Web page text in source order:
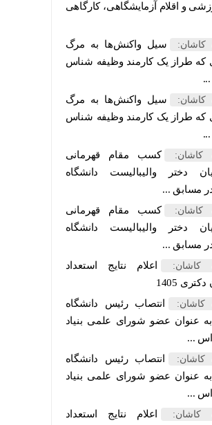
آزمایشگاهی، کارگاهی
سیل واکنش‌ها به مرگ
یک کارمند وظیفه شناس
سیل واکنش‌ها به مرگ
یک کارمند وظیفه شناس
کسب مقام قهرمانی
والیبالیست دانشگاه
...
کسب مقام قهرمانی
والیبالیست دانشگاه
...
اعلام نتایج استعداد
انتصاب رئیس دانشگاه
عضو شورای علمی بنیاد
انتصاب رئیس دانشگاه
عضو شورای علمی بنیاد
اعلام نتایج استعداد